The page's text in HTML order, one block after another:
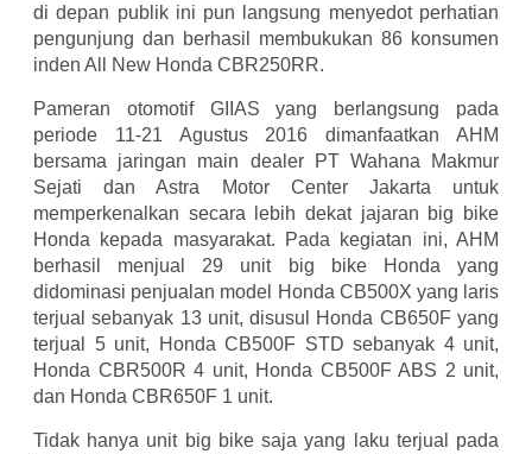
di depan publik ini pun langsung menyedot perhatian
pengunjung dan berhasil membukukan 86 konsumen
inden All New Honda CBR250RR.
Pameran otomotif GIIAS yang berlangsung pada
periode 11-21 Agustus 2016 dimanfaatkan AHM
bersama jaringan main dealer PT Wahana Makmur
Sejati dan Astra Motor Center Jakarta untuk
memperkenalkan secara lebih dekat jajaran big bike
Honda kepada masyarakat. Pada kegiatan ini, AHM
berhasil menjual 29 unit big bike Honda yang
didominasi penjualan model Honda CB500X yang laris
terjual sebanyak 13 unit, disusul Honda CB650F yang
terjual 5 unit, Honda CB500F STD sebanyak 4 unit,
Honda CBR500R 4 unit, Honda CB500F ABS 2 unit,
dan Honda CBR650F 1 unit.
Tidak hanya unit big bike saja yang laku terjual pada